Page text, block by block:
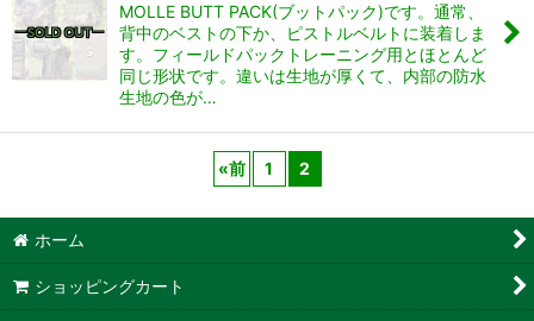
MOLLE BUTT PACK(ブットパック)です。通常、
背中のベストの下か、ピストルベルトに装着しま
す。フィールドパックトレーニング用とほとんど
同じ形状です。違いは生地が厚くて、内部の防水
生地の色が…
«前 1 2
ホーム
ショッピングカート